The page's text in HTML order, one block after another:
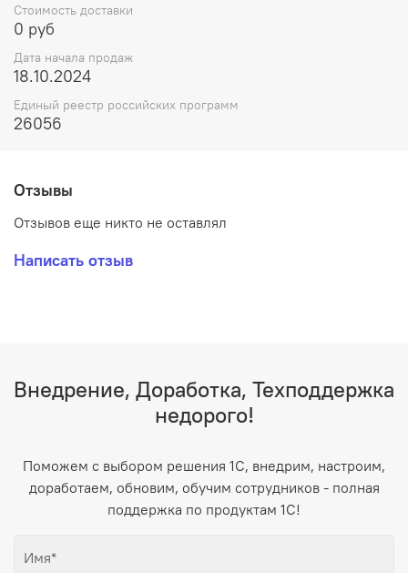
Стоимость доставки
0 руб
Дата начала продаж
18.10.2024
Единый реестр российских программ
26056
Отзывы
Отзывов еще никто не оставлял
Написать отзыв
Внедрение, Доработка, Техподдержка
недорого!
Поможем с выбором решения 1С, внедрим, настроим,
доработаем, обновим, обучим сотрудников - полная
поддержка по продуктам 1С!